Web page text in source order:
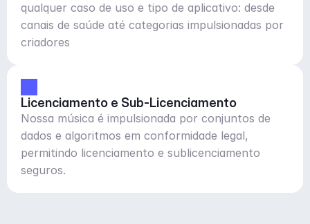
qualquer caso de uso e tipo de aplicativo: desde
canais de saúde até categorias impulsionadas por
criadores
Licenciamento e Sub-Licenciamento
Nossa música é impulsionada por conjuntos de
dados e algoritmos em conformidade legal,
permitindo licenciamento e sublicenciamento
seguros.